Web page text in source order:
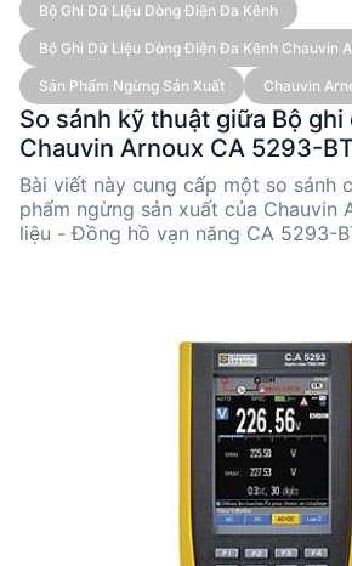
Bộ Ghi Dữ Liệu Dòng Điện Đa Kênh
Bộ Ghi Dữ Liệu Dòng Điện Đa Kênh Chauvin
Sản Phẩm Ngừng Sản Xuất
Chauvin
So sánh kỹ thuật giữa Bộ ghi
Chauvin Arnoux CA 5293-
Bài viết này cung cấp một so sánh
phẩm ngừng sản xuất của Chauvin
liệu - Đồng hồ vạn năng CA 5293-
thích hợp cho việc ghi dữ liệu dòng
độ chính xác cao và thời gian ghi